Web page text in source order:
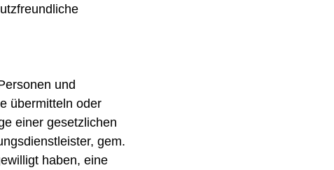
und
übermitteln oder
einer gesetzlichen
gem.
haben, eine